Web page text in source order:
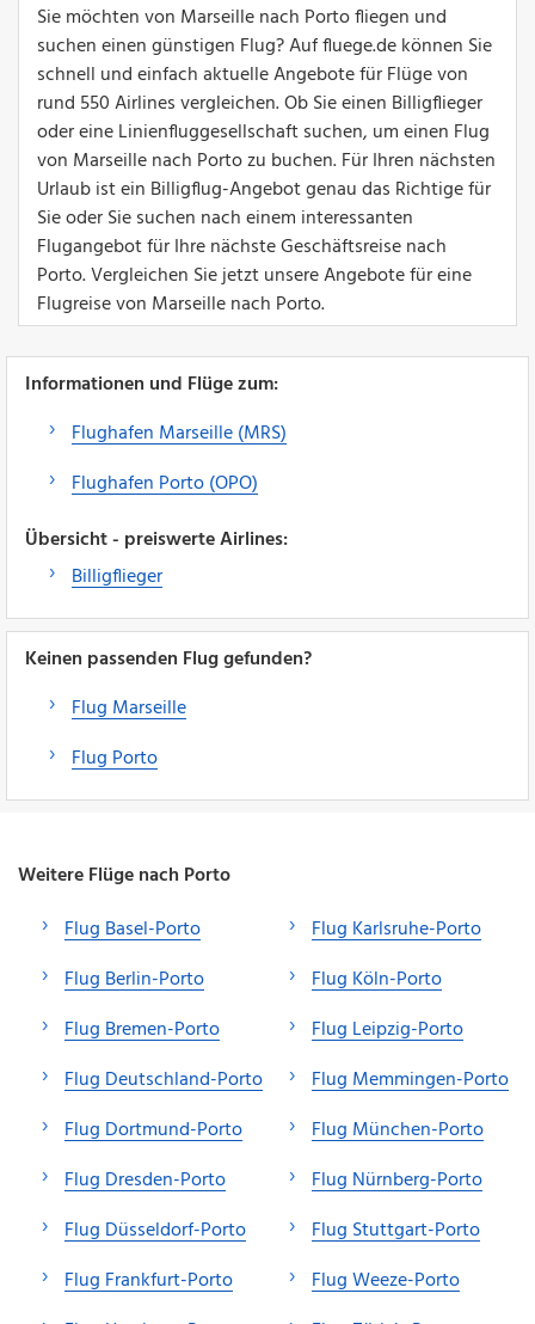
Sie möchten von Marseille nach Porto fliegen und
suchen einen günstigen Flug? Auf fluege.de können Sie
schnell und einfach aktuelle Angebote für Flüge von
rund 550 Airlines vergleichen. Ob Sie einen Billigflieger
oder eine Linienfluggesellschaft suchen, um einen Flug
von Marseille nach Porto zu buchen. Für Ihren nächsten
Urlaub ist ein Billigflug-Angebot genau das Richtige für
Sie oder Sie suchen nach einem interessanten
Flugangebot für Ihre nächste Geschäftsreise nach
Porto. Vergleichen Sie jetzt unsere Angebote für eine
Flugreise von Marseille nach Porto.
Informationen und Flüge zum:
Flughafen Marseille (MRS)
Flughafen Porto (OPO)
Übersicht - preiswerte Airlines:
Billigflieger
Keinen passenden Flug gefunden?
Flug Marseille
Flug Porto
Weitere Flüge nach Porto
Flug Basel-Porto
Flug Berlin-Porto
Flug Bremen-Porto
Flug Deutschland-Porto
Flug Dortmund-Porto
Flug Dresden-Porto
Flug Düsseldorf-Porto
Flug Frankfurt-Porto
Flug Karlsruhe-Porto
Flug Köln-Porto
Flug Leipzig-Porto
Flug Memmingen-Porto
Flug München-Porto
Flug Nürnberg-Porto
Flug Stuttgart-Porto
Flug Weeze-Porto